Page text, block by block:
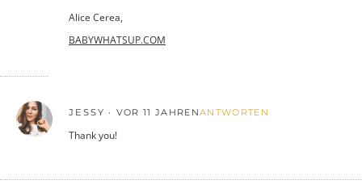
Alice Cerea,
BABYWHATSUP.COM
JESSY VOR 11 JAHRENANTWORTEN
Thank you!